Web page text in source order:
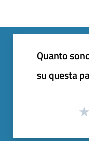
Quanto
su questa